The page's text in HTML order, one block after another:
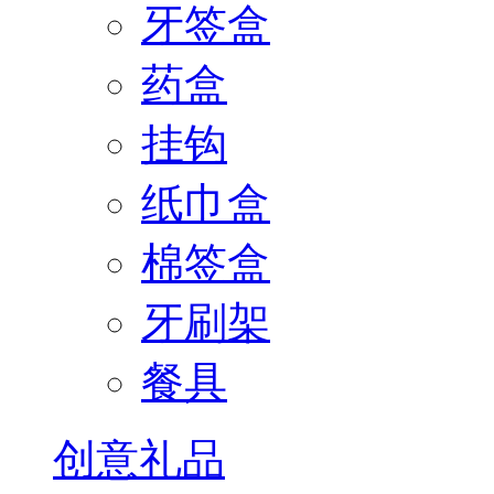
牙签盒
药盒
挂钩
纸巾盒
棉签盒
牙刷架
餐具
创意礼品